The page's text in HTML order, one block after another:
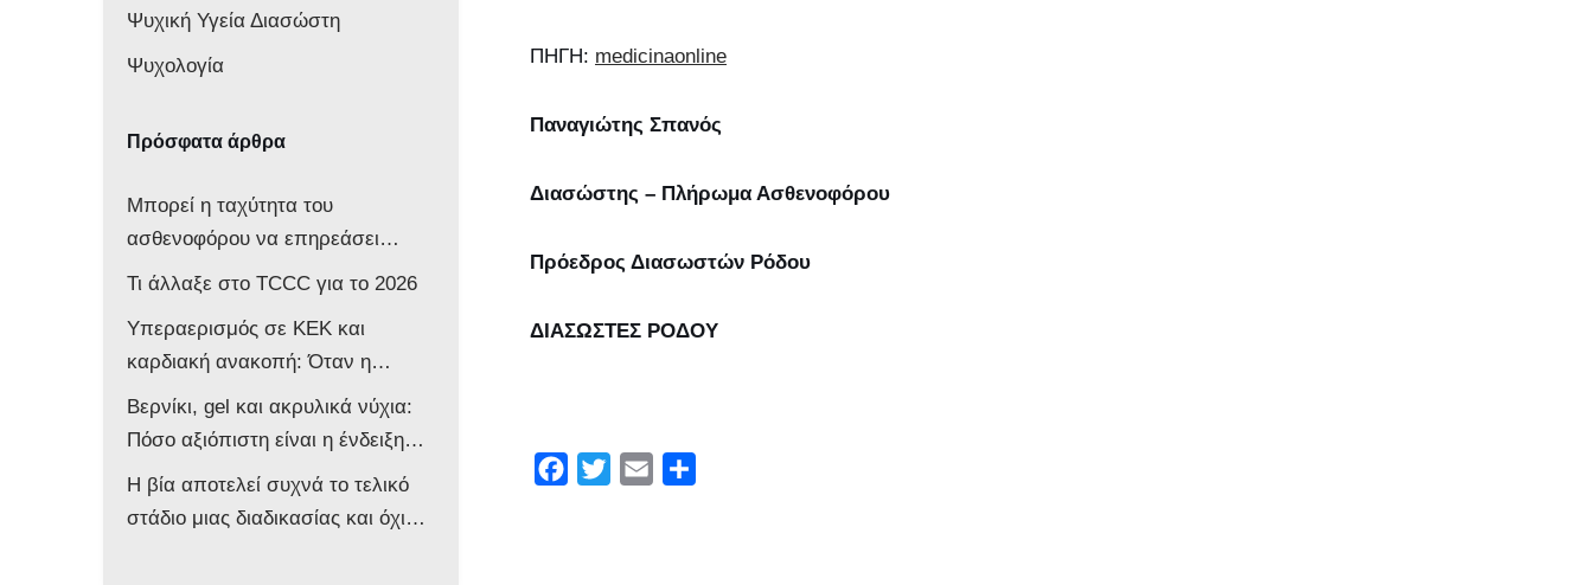
Ψυχική Υγεία Διασώστη
Ψυχολογία
Πρόσφατα άρθρα
Μπορεί η ταχύτητα του
ασθενοφόρου να επηρεάσει
νευρολογικά ένα βρέφος;
Τι άλλαξε στο TCCC για το 2026
Υπεραερισμός σε ΚΕΚ και
καρδιακή ανακοπή: Όταν η
επιθετική αντιμετώπιση βλάπτει
τον ασθενή
Βερνίκι, gel και ακρυλικά νύχια:
Πόσο αξιόπιστη είναι η ένδειξη
του παλμικού οξυμέτρου στο
ασθενοφόρο;
Η βία αποτελεί συχνά το τελικό
στάδιο μιας διαδικασίας και όχι
ΠΗΓΗ: medicinaonline
Παναγιώτης Σπανός
Διασώστης – Πλήρωμα Ασθενοφόρου
Πρόεδρος Διασωστών Ρόδου
ΔΙΑΣΩΣΤΕΣ ΡΟΔΟΥ